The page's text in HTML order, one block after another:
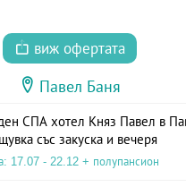
виж офертата
Павел Баня
СПА хотел Княз Павел в
със закуска и вечеря
17.07 - 22.12 + полупансион